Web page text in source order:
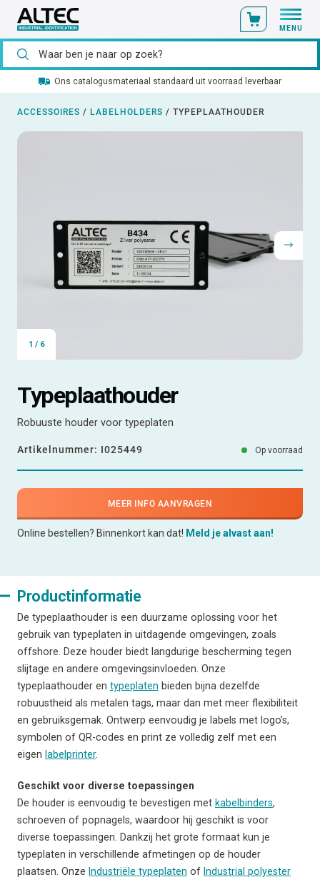
MENU
Ons catalogusmateriaal standaard uit voorraad leverbaar
ACCESSOIRES / LABELHOLDERS / TYPEPLAATHOUDER
1 / 6
Typeplaathouder
Robuuste houder voor typeplaten
Artikelnummer: I025449 Op voorraad
MEER INFO AANVRAGEN
Online bestellen? Binnenkort kan dat! Meld je alvast aan!
Productinformatie
De typeplaathouder is een duurzame oplossing voor het
gebruik van typeplaten in uitdagende omgevingen, zoals
offshore. Deze houder biedt langdurige bescherming tegen
slijtage en andere omgevingsinvloeden. Onze
typeplaathouder en typeplaten bieden bijna dezelfde
robuustheid als metalen tags, maar dan met meer flexibiliteit
en gebruiksgemak. Ontwerp eenvoudig je labels met logo’s,
symbolen of QR-codes en print ze volledig zelf met een
eigen labelprinter.
Geschikt voor diverse toepassingen
De houder is eenvoudig te bevestigen met kabelbinders,
schroeven of popnagels, waardoor hij geschikt is voor
diverse toepassingen. Dankzij het grote formaat kun je
typeplaten in verschillende afmetingen op de houder
plaatsen. Onze Industriële typeplaten of Industrial polyester